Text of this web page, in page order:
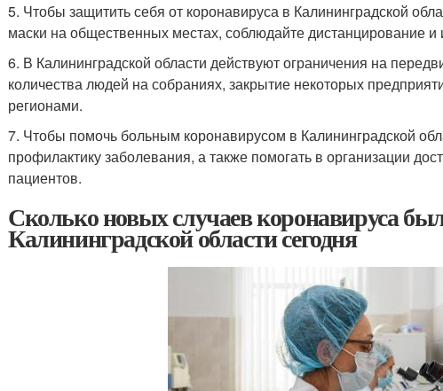
5. Чтобы защитить себя от коронавируса в Калининградской
маски на общественных местах, соблюдайте дистанцирование
6. В Калининградской области действуют ограничения на
количества людей на собраниях, закрытие некоторых
регионами.
7. Чтобы помочь больным коронавирусом в Калининградской
профилактику заболевания, а также помогать в организации
пациентов.
Сколько новых случаев коронавируса
Калининградской области сегодня